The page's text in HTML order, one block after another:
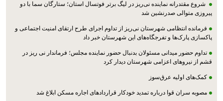
شروع مقتدرانه نماینده نی‌ریز در لیگ برتر فوتسال استان؛ ستارگان سما با دو
پیروزی متوالی صدرنشین شد
فرمانده انتظامی شهرستان نی‌ریز از تداوم اجرای طرح ارتقای امنیت اجتماعی و
پاکسازی پارک‌ها و تفرجگاه‌های این شهرستان خبر داد
تداوم حضور میدانی مسئولان بدنبال حضور نماینده مجلس؛ فرماندار نی ریز در
قشم از نیروهای اعزامی شهرستان دیدار کرد
کمک‌های اولیه عرق‌سوز
مصوبه سران قوا درباره تمدید خودکار قراردادهای اجاره مسکن ابلاغ شد